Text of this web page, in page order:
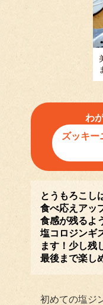
わ
ズッキー
とうもろこし
食べ応えアッ
食感が残るよ
塩コロジンギ
ます！少し残
最後まで楽し
初めての塩ジ